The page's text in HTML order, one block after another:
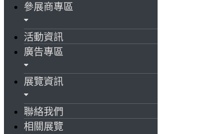
參展商專區
活動資訊
廣告專區
展覽資訊
聯絡我們
相關展覽